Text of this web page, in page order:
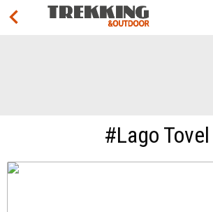
#Lago Tovel